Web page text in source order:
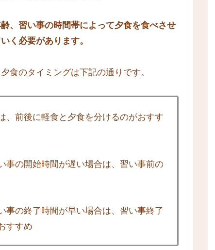
、習い事の時間帯によって夕食を食べさせ
く必要があります。
食のタイミングは下記の通りです。
、前後に軽食と夕食を分けるのがおすす
事の開始時間が遅い場合は、習い事前の
事の終了時間が早い場合は、習い事終了
すすめ